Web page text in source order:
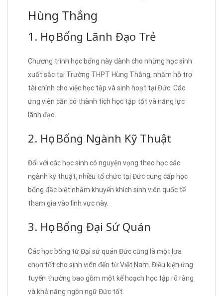
Hùng Thắng
1. Học Bổng Lãnh Đạo Trẻ
Chương trình học bổng này dành cho những học sinh
xuất sắc tại Trường THPT Hùng Thắng, nhằm hỗ trợ
tài chính cho việc học tập và sinh hoạt tại Đức. Các
ứng viên cần có thành tích học tập tốt và năng lực
lãnh đạo.
2. Học Bổng Ngành Kỹ Thuật
Đối với các học sinh có nguyện vọng theo học các
ngành kỹ thuật, nhiều tổ chức tại Đức cung cấp học
bổng đặc biệt nhằm khuyến khích sinh viên quốc tế
tham gia vào lĩnh vực này.
3. Học Bổng Đại Sứ Quán
Các học bổng từ Đại sứ quán Đức cũng là một lựa
chọn tốt cho sinh viên đến từ Việt Nam. Điều kiện ứng
tuyển thường bao gồm một kế hoạch học tập rõ ràng
và khả năng ngôn ngữ Đức tốt.